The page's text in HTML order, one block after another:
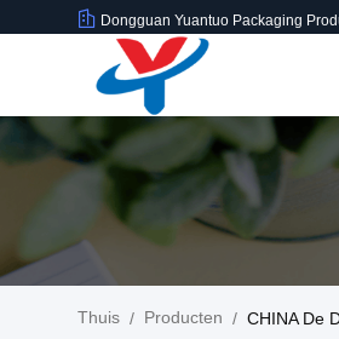
Dongguan Yuantuo Packaging
Thuis / Producten / CHINA De